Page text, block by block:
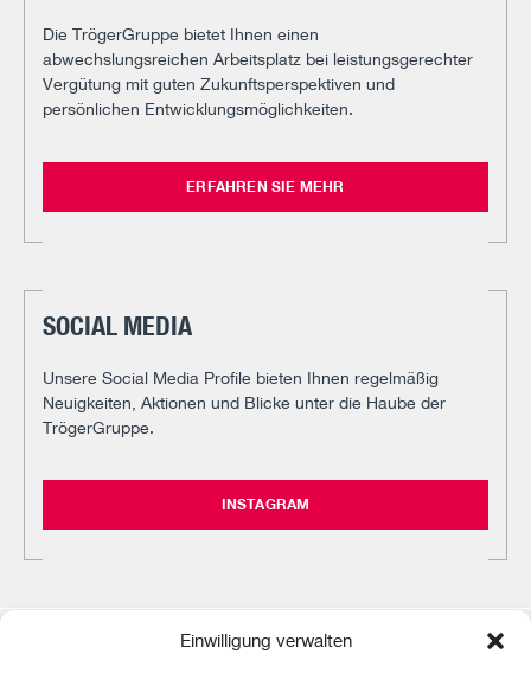
Einwilligung verwalten
Die TrögerGruppe bietet Ihnen einen
abwechslungsreichen Arbeitsplatz bei leistungsgerechter
Vergütung mit guten Zukunftsperspektiven und
persönlichen Entwicklungsmöglichkeiten.
ERFAHREN SIE MEHR
SOCIAL MEDIA
Unsere Social Media Profile bieten Ihnen regelmäßig
Neuigkeiten, Aktionen und Blicke unter die Haube der
TrögerGruppe.
INSTAGRAM